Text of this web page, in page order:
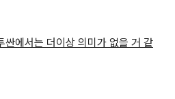
싼에서는 더이상 의미가 없을 거 같